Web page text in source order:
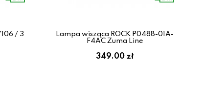
/ 3
Lampa wisząca ROCK P0488-01A-
F4AC Zuma Line
349.00 zł